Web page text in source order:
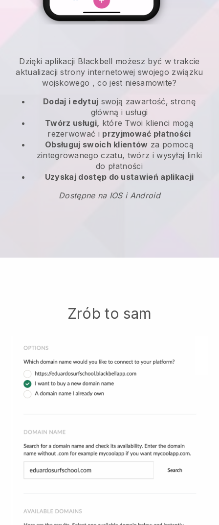
Dzięki aplikacji Blackbell możesz być w trakcie
aktualizacji strony internetowej swojego związku
wojskowego , co jest niesamowite?
Dodaj i edytuj swoją zawartość, stronę
główną i usługi
Twórz usługi, które Twoi klienci mogą
rezerwować i przyjmować płatności
Obsługuj swoich klientów za pomocą
zintegrowanego czatu, twórz i wysyłaj linki
do płatności
Uzyskaj dostęp do ustawień aplikacji
Dostępne na IOS i Android
Zrób to sam